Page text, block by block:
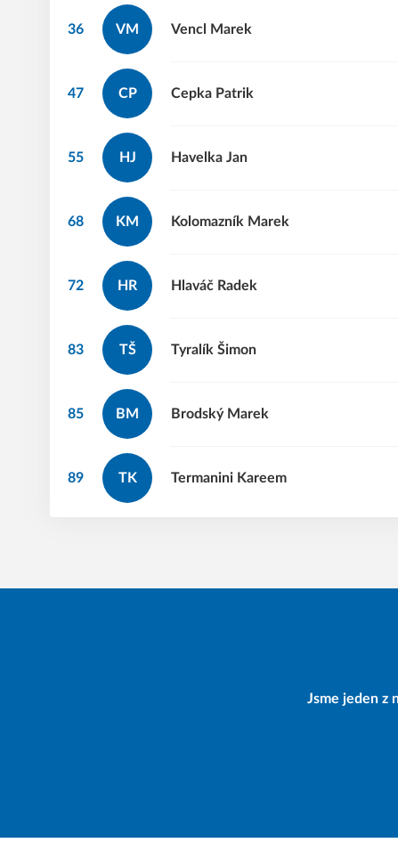
36 VM Marek
Vencl
47 CP Patrik
Cepka
55 HJ Jan
Havelka
68 KM Marek
Kolomazník
72 HR Radek
Hlaváč
83 TŠ Šimon
Tyralík
85 BM Marek
Brodský
89 TK Kareem
Termanini
Jsme jeden z